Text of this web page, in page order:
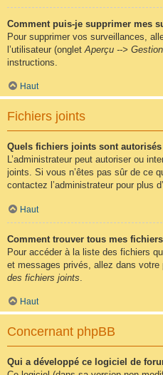
Comment puis-je supprimer mes
Pour supprimer vos surveillances,
l’utilisateur (onglet Aperçu -->
instructions.
Haut
Fichiers joints
Quels fichiers joints sont
L’administrateur peut autoriser ou
joints. Si vous n’êtes pas sûr de ce
contactez l’administrateur pour plus
Haut
Comment trouver tous mes
Pour accéder à la liste des fichiers
et messages privés, allez dans votre
des fichiers joints
Haut
Concernant phpBB
Qui a développé ce logiciel de